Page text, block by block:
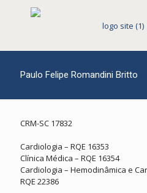
Paulo Felipe Romandini Britto
CRM-SC 17832
Cardiologia – RQE 16353
Clínica Médica – RQE 16354
Cardiologia – Hemodinâmica e
RQE 22386